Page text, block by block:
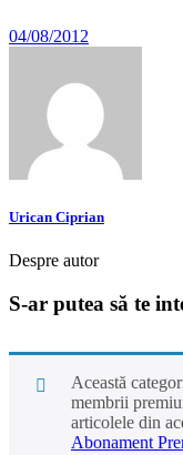
04/08/2012
Urican Ciprian
Despre autor
S-ar putea să te
Această
membrii
articolele din
Abonament